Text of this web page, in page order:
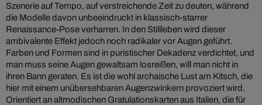
Szenerie auf Tempo, auf verstreichende Zeit zu deuten, während
die Modelle davon unbeeindruckt in klassisch-starrer
Renaissance-Pose verharren. In den Stillleben wird dieser
ambivalente Effekt jedoch noch radikaler vor Augen geführt.
Farben und Formen sind in puristischer Dekadenz verdichtet, und
man muss seine Augen gewaltsam losreißen, will man nicht in
ihren Bann geraten. Es ist die wohl archaische Lust am Kitsch, die
hier mit einem unübersehbaren Augenzwinkern provoziert wird.
Orientiert an altmodischen Gratulationskarten aus Italien, die für